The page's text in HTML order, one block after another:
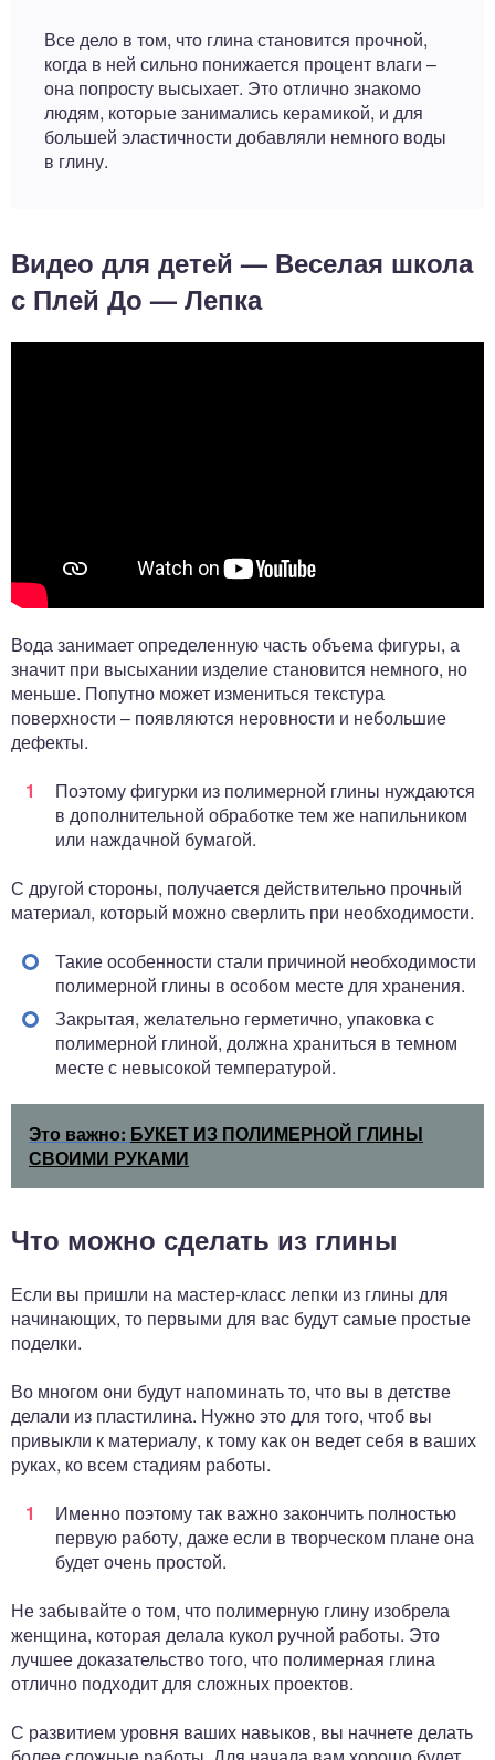
Все дело в том, что глина становится прочной,
когда в ней сильно понижается процент влаги –
она попросту высыхает. Это отлично знакомо
людям, которые занимались керамикой, и для
большей эластичности добавляли немного воды
в глину.
Видео для детей — Веселая школа
с Плей До — Лепка
Вода занимает определенную часть объема фигуры, а
значит при высыхании изделие становится немного, но
меньше. Попутно может измениться текстура
поверхности – появляются неровности и небольшие
дефекты.
Поэтому фигурки из полимерной глины нуждаются
в дополнительной обработке тем же напильником
или наждачной бумагой.
С другой стороны, получается действительно прочный
материал, который можно сверлить при необходимости.
Такие особенности стали причиной необходимости
полимерной глины в особом месте для хранения.
Закрытая, желательно герметично, упаковка с
полимерной глиной, должна храниться в темном
месте с невысокой температурой.
Это важно: БУКЕТ ИЗ ПОЛИМЕРНОЙ ГЛИНЫ
СВОИМИ РУКАМИ
Что можно сделать из глины
Если вы пришли на мастер-класс лепки из глины для
начинающих, то первыми для вас будут самые простые
поделки.
Во многом они будут напоминать то, что вы в детстве
делали из пластилина. Нужно это для того, чтоб вы
привыкли к материалу, к тому как он ведет себя в ваших
руках, ко всем стадиям работы.
Именно поэтому так важно закончить полностью
первую работу, даже если в творческом плане она
будет очень простой.
Не забывайте о том, что полимерную глину изобрела
женщина, которая делала кукол ручной работы. Это
лучшее доказательство того, что полимерная глина
отлично подходит для сложных проектов.
С развитием уровня ваших навыков, вы начнете делать